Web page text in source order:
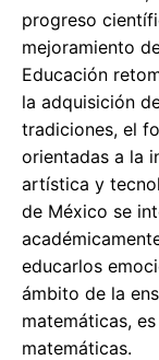
progreso
mejoramiento
Educación
la adquisición
tradiciones, el
orientadas a la
artística y
de México se
educarlos
ámbito de la
matemáticas,
matemáticas.